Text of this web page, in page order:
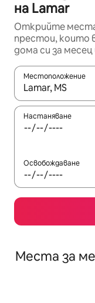
на Lamar
Открийте места
престои, които
дома си за месец
Местоположение
Когато
Настаняване
Освобождаване
Места за